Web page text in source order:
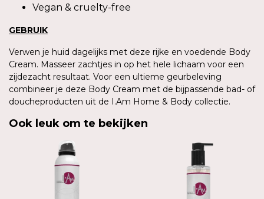
Vegan & cruelty-free
GEBRUIK
Verwen je huid dagelijks met deze rijke en voedende Body
Cream. Masseer zachtjes in op het hele lichaam voor een
zijdezacht resultaat. Voor een ultieme geurbeleving
combineer je deze Body Cream met de bijpassende bad- of
doucheproducten uit de I.Am Home & Body collectie.
Ook leuk om te bekijken